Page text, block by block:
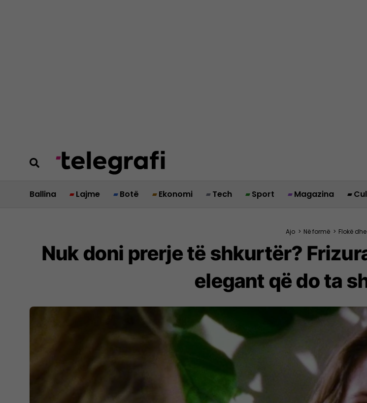
Ballina Lajme Botë Ekonomi Tech Sport Magazina
Ajo > Në formë > Flokë
Nuk doni prerje të shkurtër?
elegant që do ta